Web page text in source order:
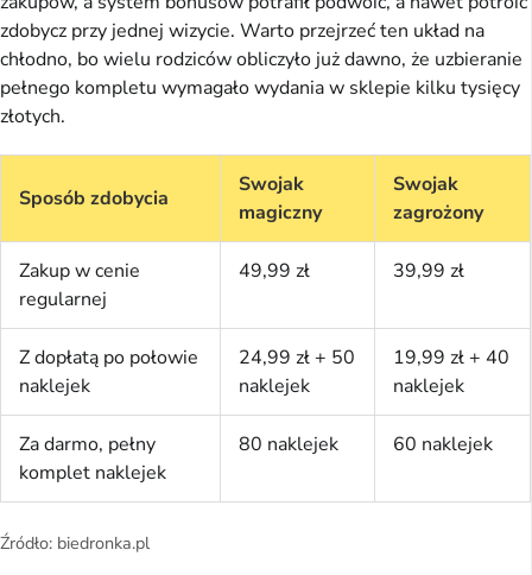
zdobycz przy jednej wizycie. Warto przejrzeć ten układ na
chłodno, bo wielu rodziców obliczyło już dawno, że uzbieranie
pełnego kompletu wymagało wydania w sklepie kilku tysięcy
złotych.
Sposób zdobycia
Swojak
magiczny
Swojak
zagrożony
Zakup w cenie
regularnej
49,99 zł 39,99 zł
Z dopłatą po połowie
naklejek
24,99 zł + 50
naklejek
19,99 zł + 40
naklejek
Za darmo, pełny
komplet naklejek
80 naklejek 60 naklejek
Źródło: biedronka.pl